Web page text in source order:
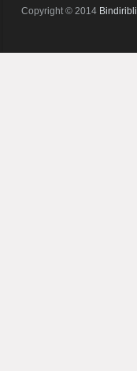
Copyright © 2014 Bindiribli